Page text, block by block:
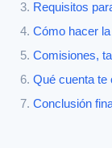
Requisitos
Cómo hacer
Comisiones,
Qué cuenta te
Conclusión